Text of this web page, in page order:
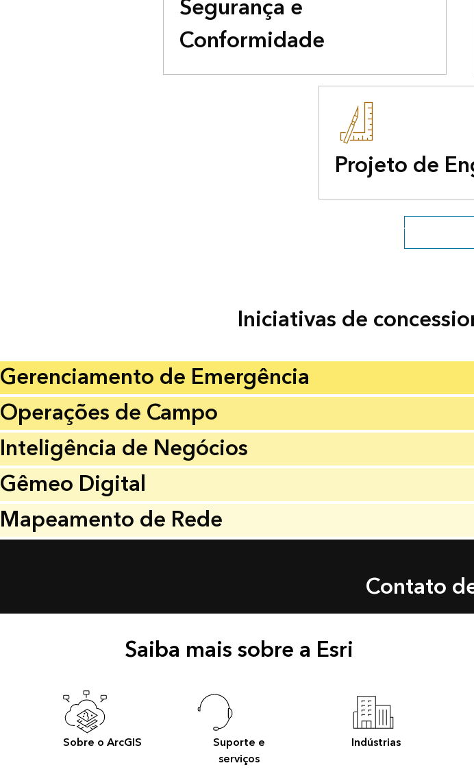
Segurança e
Conformidade
Projeto de
Veja todos os
Iniciativas de
Gerenciamento de Emergência
Operações de Campo
Inteligência de Negócios
Gêmeo Digital
Mapeamento de Rede
Contato
Saiba mais sobre a Esri
Sobre o ArcGIS
Suporte e
serviços
Indústrias